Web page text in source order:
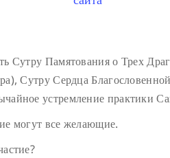
Сутру Памятования о Трех
Сутру Сердца
устремление практики
могут все желающие.